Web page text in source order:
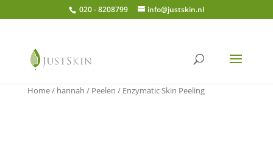
020 - 8208799 info@justskin.nl
Home/ hannah / Peelen / Enzymatic Skin Peeling